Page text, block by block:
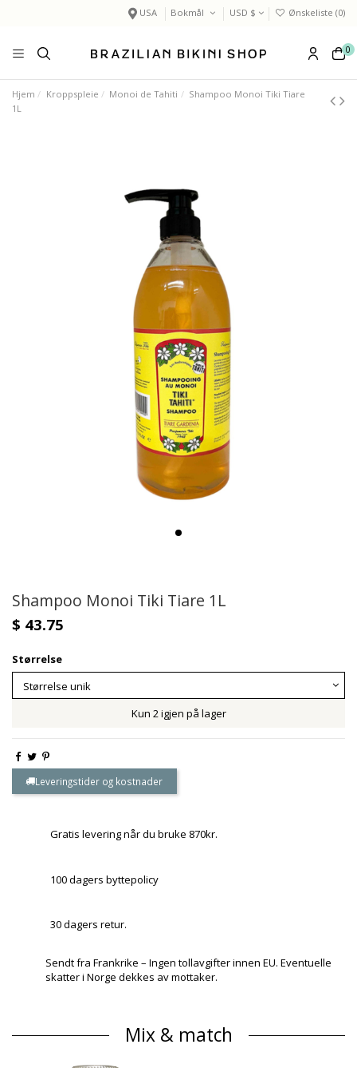
USA Bokmål USD $ Ønskeliste (0)
0
Hjem Kroppspleie Monoi de Tahiti
Shampoo Monoi Tiki Tiare
1L
Shampoo Monoi Tiki Tiare 1L
$ 43.75
Størrelse
Kun 2 igjen på lager
Leveringstider og kostnader
Gratis levering når du bruke 870kr.
100 dagers byttepolicy
30 dagers retur.
Sendt fra Frankrike – Ingen tollavgifter innen EU. Eventuelle
skatter i Norge dekkes av mottaker.
Mix & match